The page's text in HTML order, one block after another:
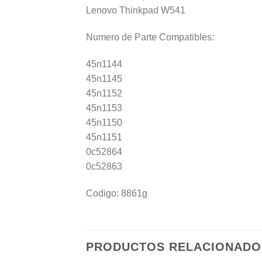
Lenovo Thinkpad W541
Numero de Parte Compatibles:
45n1144
45n1145
45n1152
45n1153
45n1150
45n1151
0c52864
0c52863
Codigo: 8861g
PRODUCTOS